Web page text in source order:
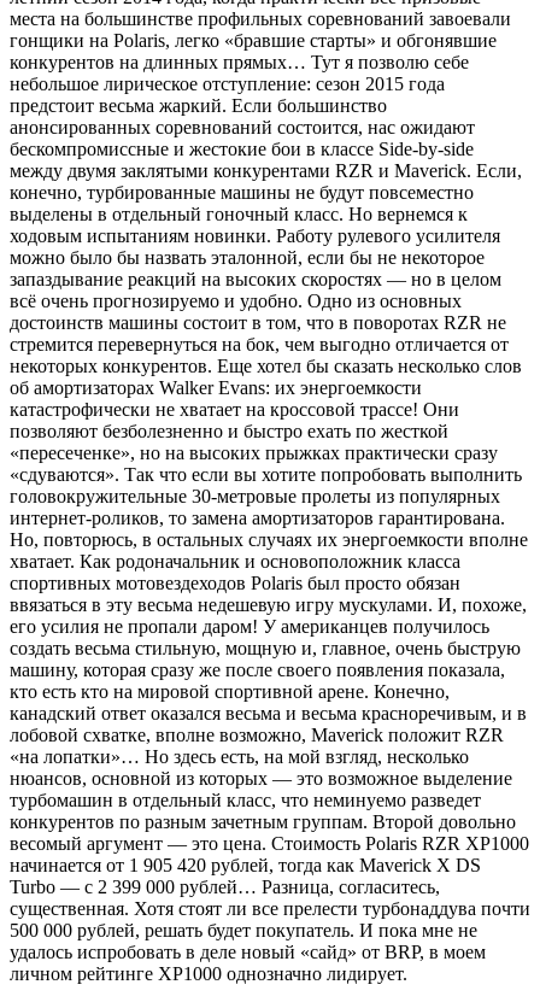
места на большинстве профильных соревнований завоевали
гонщики на Polaris, легко «бравшие старты» и обгонявшие
конкурентов на длинных прямых… Тут я позволю себе
небольшое лирическое отступление: сезон 2015 года
предстоит весьма жаркий. Если большинство
анонсированных соревнований состоится, нас ожидают
бескомпромиссные и жестокие бои в классе Side-by-side
между двумя заклятыми конкурентами RZR и Maverick. Если,
конечно, турбированные машины не будут повсеместно
выделены в отдельный гоночный класс. Но вернемся к
ходовым испытаниям новинки. Работу рулевого усилителя
можно было бы назвать эталонной, если бы не некоторое
запаздывание реакций на высоких скоростях — но в целом
всё очень прогнозируемо и удобно. Одно из основных
достоинств машины состоит в том, что в поворотах RZR не
стремится перевернуться на бок, чем выгодно отличается от
некоторых конкурентов. Еще хотел бы сказать несколько слов
об амортизаторах Walker Evans: их энергоемкости
катастрофически не хватает на кроссовой трассе! Они
позволяют безболезненно и быстро ехать по жесткой
«пересеченке», но на высоких прыжках практически сразу
«сдуваются». Так что если вы хотите попробовать выполнить
головокружительные 30-метровые пролеты из популярных
интернет-роликов, то замена амортизаторов гарантирована.
Но, повторюсь, в остальных случаях их энергоемкости вполне
хватает. Как родоначальник и основоположник класса
спортивных мотовездеходов Polaris был просто обязан
ввязаться в эту весьма недешевую игру мускулами. И, похоже,
его усилия не пропали даром! У американцев получилось
создать весьма стильную, мощную и, главное, очень быструю
машину, которая сразу же после своего появления показала,
кто есть кто на мировой спортивной арене. Конечно,
канадский ответ оказался весьма и весьма красноречивым, и в
лобовой схватке, вполне возможно, Maverick положит RZR
«на лопатки»… Но здесь есть, на мой взгляд, несколько
нюансов, основной из которых — это возможное выделение
турбомашин в отдельный класс, что неминуемо разведет
конкурентов по разным зачетным группам. Второй довольно
весомый аргумент — это цена. Стоимость Polaris RZR XP1000
начинается от 1 905 420 рублей, тогда как Maverick X DS
Turbo — с 2 399 000 рублей… Разница, согласитесь,
существенная. Хотя стоят ли все прелести турбонаддува почти
500 000 рублей, решать будет покупатель. И пока мне не
удалось испробовать в деле новый «сайд» от BRP, в моем
личном рейтинге XP1000 однозначно лидирует.